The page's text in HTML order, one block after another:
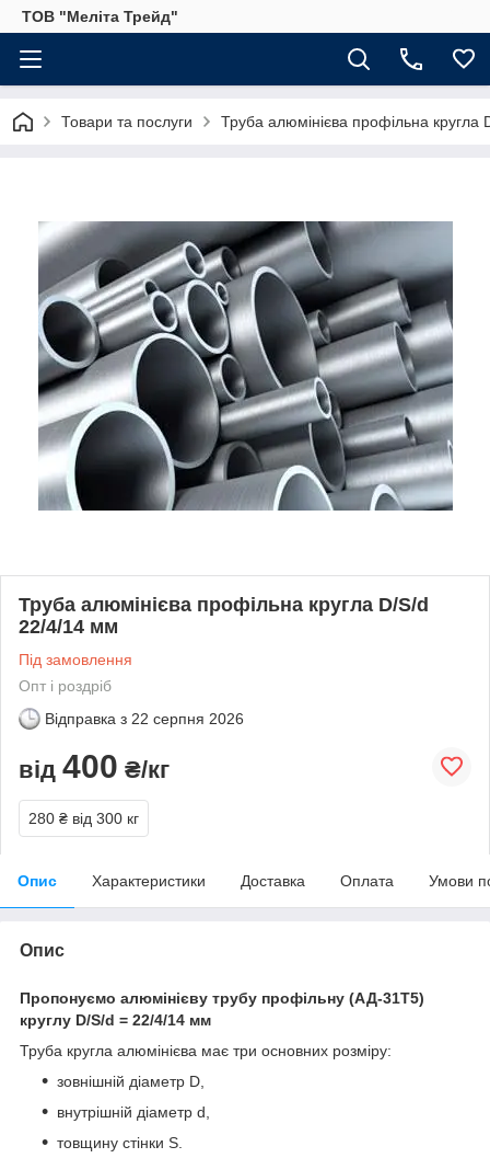
ТОВ "Меліта Трейд"
Товари та послуги Труба алюмінієва профільна
Труба алюмінієва профільна кругла D/S/d
22/4/14 мм
Під замовлення
Опт і роздріб
Відправка з 22 серпня 2026
від 400 ₴/кг
280 ₴ від 300 кг
Опис Характеристики Доставка Оплата Умови
Опис
Пропонуємо алюмінієву трубу профільну (АД-31Т5)
круглу D/S/d = 22/4/14 мм
Труба кругла алюмінієва має три основних розміру:
зовнішній діаметр D,
внутрішній діаметр d,
товщину стінки S.